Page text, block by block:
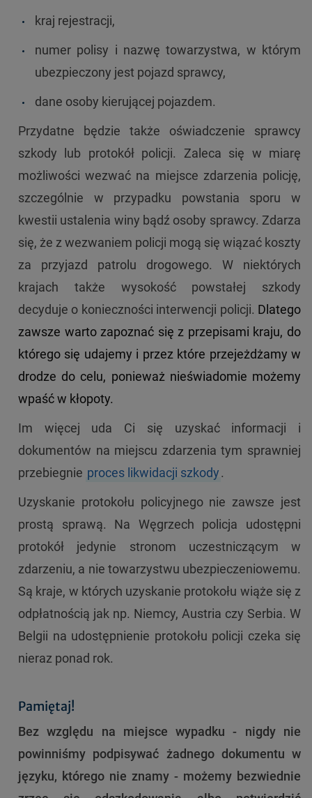
kraj rejestracji,
numer polisy i nazwę towarzystwa, w którym
ubezpieczony jest pojazd sprawcy,
dane osoby kierującej pojazdem.
Przydatne będzie także oświadczenie sprawcy
szkody lub protokół policji. Zaleca się w miarę
możliwości wezwać na miejsce zdarzenia policję,
szczególnie w przypadku powstania sporu w
kwestii ustalenia winy bądź osoby sprawcy. Zdarza
się, że z wezwaniem policji mogą się wiązać koszty
za przyjazd patrolu drogowego. W niektórych
krajach także wysokość powstałej szkody
decyduje o konieczności interwencji policji. Dlatego
zawsze warto zapoznać się z przepisami kraju, do
którego się udajemy i przez które przejeżdżamy w
drodze do celu, ponieważ nieświadomie możemy
wpaść w kłopoty.
Im więcej uda Ci się uzyskać informacji i
dokumentów na miejscu zdarzenia tym sprawniej
przebiegnie proces likwidacji szkody.
Uzyskanie protokołu policyjnego nie zawsze jest
prostą sprawą. Na Węgrzech policja udostępni
protokół jedynie stronom uczestniczącym w
zdarzeniu, a nie towarzystwu ubezpieczeniowemu.
Są kraje, w których uzyskanie protokołu wiąże się z
odpłatnością jak np. Niemcy, Austria czy Serbia. W
Belgii na udostępnienie protokołu policji czeka się
nieraz ponad rok.
Pamiętaj!
Bez względu na miejsce wypadku - nigdy nie
powinniśmy podpisywać żadnego dokumentu w
języku, którego nie znamy - możemy bezwiednie